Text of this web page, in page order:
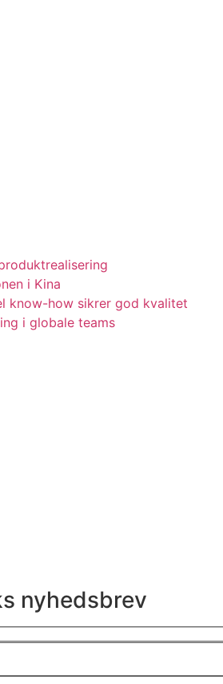
i Kina
know-how sikrer god kvalitet
i globale teams
nyhedsbrev